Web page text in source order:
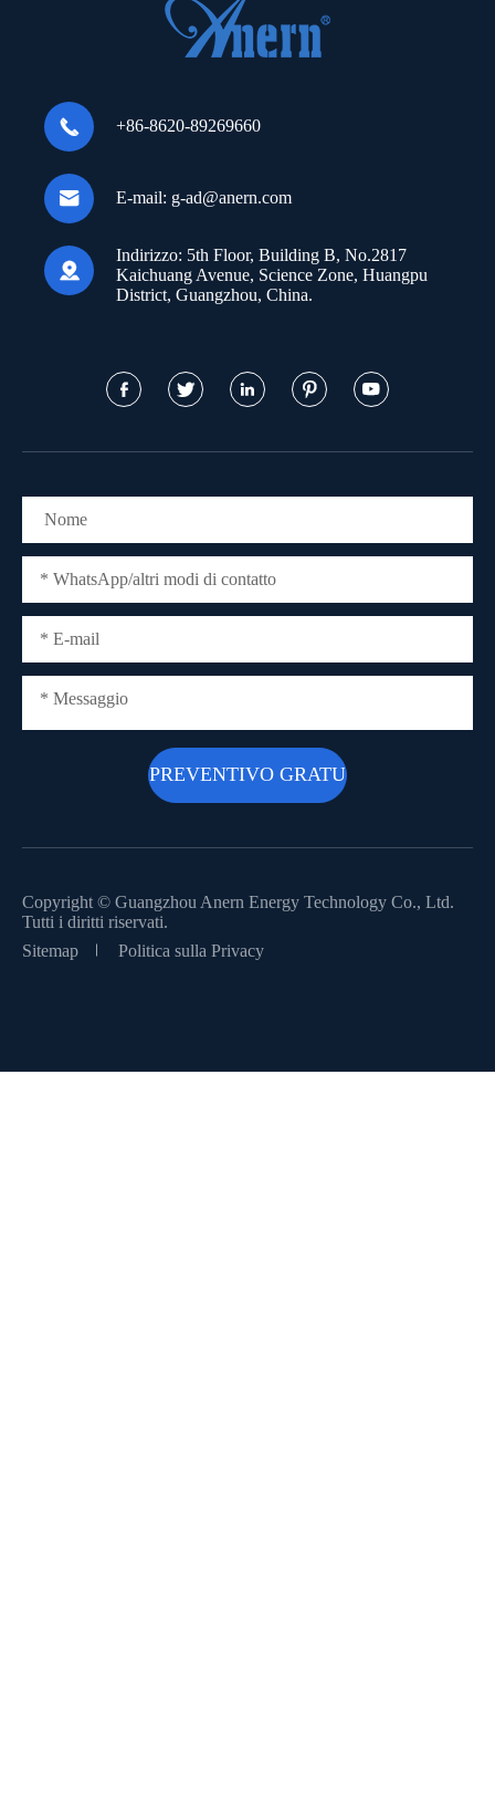
 +86-8620-89269660
 E-mail: g-ad@anern.com

Indirizzo: 5th Floor, Building B, No.2817
Kaichuang Avenue, Science Zone, Huangpu
District, Guangzhou, China.
    
Copyright © Guangzhou Anern Energy Technology Co., Ltd.
Tutti i diritti riservati.
Sitemap
Politica sulla Privacy